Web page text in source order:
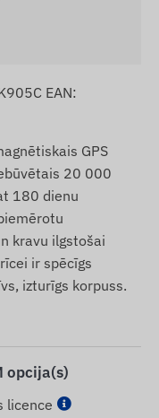
EAN:
GPS
20 000
180 dienu
kravu ilgstošai
ir spēcīgs
izturīgs korpuss.
opcija(s)
licence